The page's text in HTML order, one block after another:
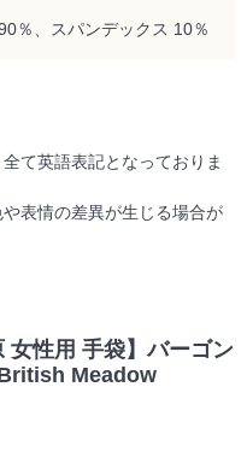
％、スパンデックス 10％
て英語表記となっておりま
表情の差異が生じる場合が
女性用 手袋】バーゴン
Meadow